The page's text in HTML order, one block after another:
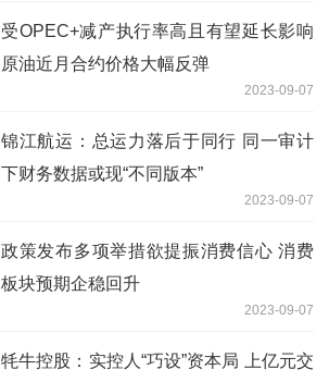
受OPEC+减产执行率高且有望延长影响
原油近月合约价格大幅反弹
2023-09-07
锦江航运：总运力落后于同行 同一审计
下财务数据或现“不同版本”
2023-09-07
政策发布多项举措欲提振消费信心 消费
板块预期企稳回升
2023-09-07
牦牛控股：实控人“巧设”资本局 上亿元交